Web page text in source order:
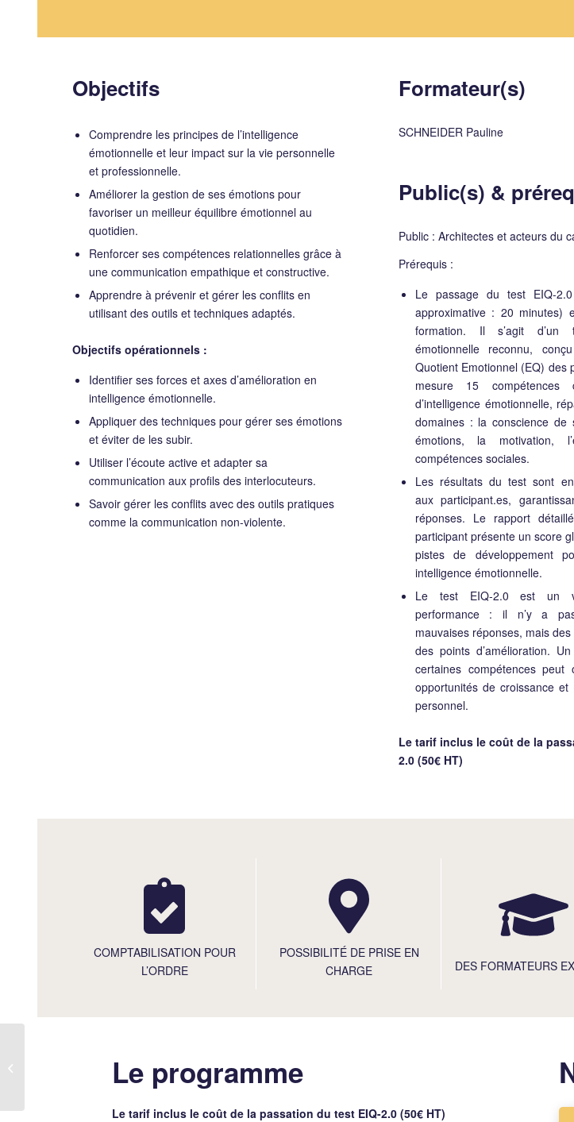
Objectifs
Comprendre les principes de l’intelligence
émotionnelle et leur impact sur la vie personnelle
et professionnelle.
Améliorer la gestion de ses émotions pour
favoriser un meilleur équilibre émotionnel au
quotidien.
Renforcer ses compétences relationnelles grâce à
une communication empathique et constructive.
Apprendre à prévenir et gérer les conflits en
utilisant des outils et techniques adaptés.
Objectifs opérationnels :
Identifier ses forces et axes d’amélioration en
intelligence émotionnelle.
Appliquer des techniques pour gérer ses émotions
et éviter de les subir.
Utiliser l’écoute active et adapter sa
communication aux profils des interlocuteurs.
Savoir gérer les conflits avec des outils pratiques
comme la communication non-violente.
Formateur(s)
SCHNEIDER Pauline
Public(s) &
Public : Architectes et acteurs du
Prérequis :
Le passage du test EIQ-
approximative : 20 minutes)
formation. Il s’agit d’un
émotionnelle reconnu,
Quotient Emotionnel (EQ) des
mesure 15
d’intelligence émotionnelle,
domaines : la conscience de
émotions, la motivation,
compétences sociales.
Les résultats du test sont
aux participant.es,
réponses. Le rapport
participant présente un score
pistes de développement
intelligence émotionnelle.
Le test EIQ-2.0 est un
performance : il n’y a
mauvaises réponses, mais
des points d’amélioration.
certaines compétences peut
opportunités de croissance et
personnel.
Le tarif inclus le coût de la
2.0 (50€ HT)
COMPTABILISATION POUR
L’ORDRE
POSSIBILITÉ DE PRISE EN
CHARGE
DES FORMATEURS
Le programme
Le tarif inclus le coût de la passation du test EIQ-2.0 (50€ HT)